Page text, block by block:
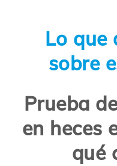
Lo que
sobre
Prueba
en heces
qué